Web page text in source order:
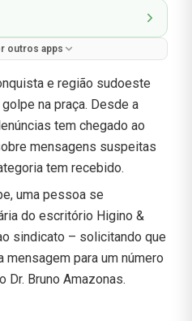
outros apps
e região sudoeste
na praça. Desde a
tem chegado ao
mensagens suspeitas
tem recebido.
uma pessoa se
do escritório Higino &
sindicato – solicitando que
para um número
Bruno Amazonas.